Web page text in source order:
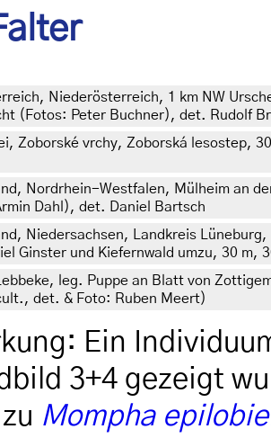
Niederösterreich, 1 km NW
(Fotos: Peter Buchner), det. Rudolf
Zoborské vrchy, Zoborská lesostep,
Nordrhein-Westfalen, Mülheim an
Dahl), det. Daniel Bartsch
Niedersachsen, Landkreis
Ginster und Kiefernwald umzu, 30
leg. Puppe an Blatt von
det. & Foto: Ruben Meert)
Ein
3+4 gezeigt
Mompha